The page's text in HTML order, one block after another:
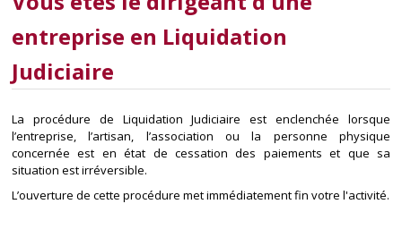
entreprise en Liquidation
Judiciaire
La procédure de Liquidation Judiciaire est enclenchée lorsque
l’entreprise, l’artisan, l’association ou la personne physique
concernée est en état de cessation des paiements et que sa
situation est irréversible.
L’ouverture de cette procédure met immédiatement fin votre l'activité.